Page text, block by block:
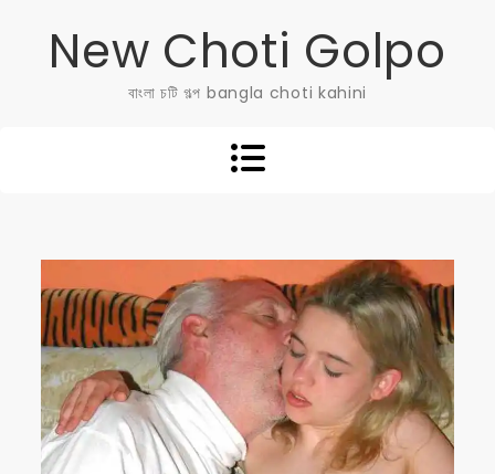
New Choti Golpo
বাংলা চটি গল্প bangla choti kahini